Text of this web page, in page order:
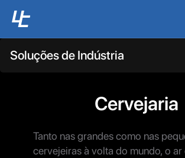
Soluções de Indústria
Cervejaria
Tanto nas grandes como nas
cervejeiras à volta do mundo, o